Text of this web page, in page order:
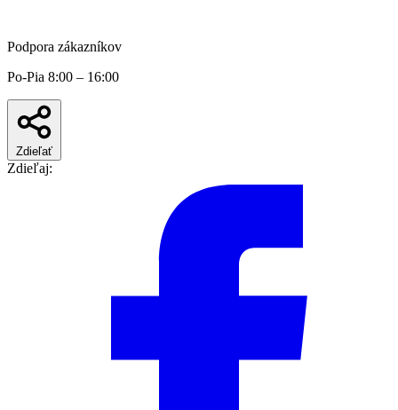
Podpora zákazníkov
Po-Pia 8:00 – 16:00
Zdieľať
Zdieľaj: